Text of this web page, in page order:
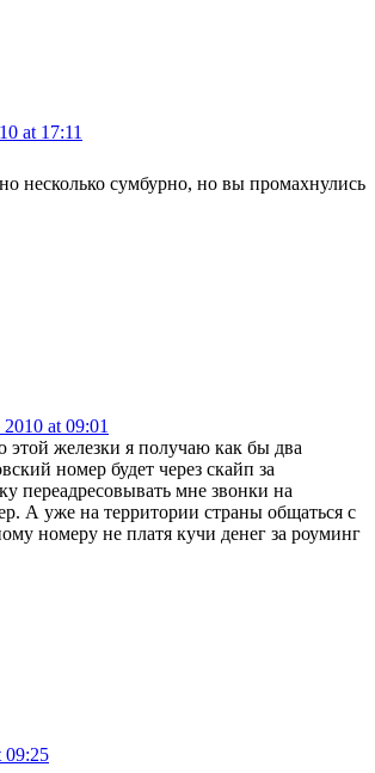
at 17:11
несколько сумбурно, но вы промахнулись
at 09:01
железки я получаю как бы два
номер будет через скайп за
переадресовывать мне звонки на
А уже на территории страны общаться с
номеру не платя кучи денег за роуминг
09:25